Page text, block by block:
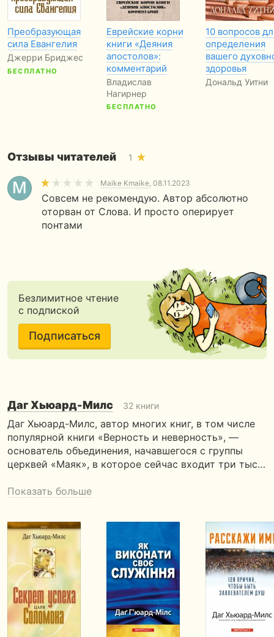
Преобразующая
сила Евангелия
Джерри Бриджес
БЕСПЛАТНО
Еврейские корни
книги «Деяния
апостолов»:
комментарий
Владислав
Нагирнер
БЕСПЛАТНО
10 вопросов
определения
вашего
здоровья
Дональд Уитни
Отзывы читателей 1
Maike Kmaike, 08.11.2023
Совсем не рекомендую. Автор абсолютно
оторван от Слова. И просто оперирует
понтами
Безлимитное чтение
с подпиской
Подписаться
Даг Хьюард-Милс 32 книги
Даг Хьюард-Милс, автор многих книг, в том числе
популяр­ной книги «Верность и неверность», —
основатель объеди­нения, начавшегося с группы
церквей «Маяк», в которое сейчас входит три тыс…
Показать больше